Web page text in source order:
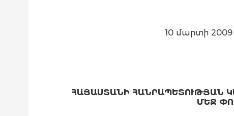
10 մարտի 2009
ՀԱՅԱՍՏԱՆԻ ՀԱՆՐԱՊԵՏՈՒԹՅԱՆ
ՄԵՋ